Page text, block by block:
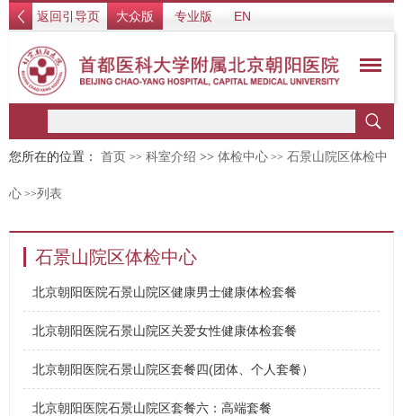
返回引导页 大众版 专业版 EN
您所在的位置： 首页 >> 科室介绍 >> 体检中心 >> 石景山院区体检中
心 >>列表
石景山院区体检中心
北京朝阳医院石景山院区健康男士健康体检套餐
北京朝阳医院石景山院区关爱女性健康体检套餐
北京朝阳医院石景山院区套餐四(团体、个人套餐）
北京朝阳医院石景山院区套餐六：高端套餐